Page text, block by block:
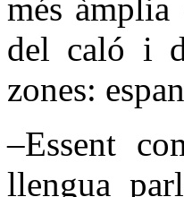
més
del caló i
zones:
–Essent
llengua